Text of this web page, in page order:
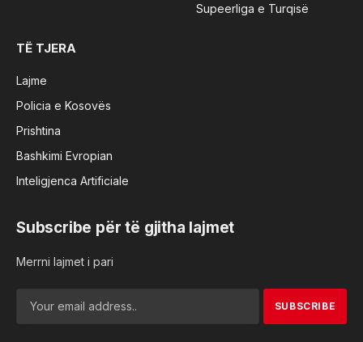
Supeerliga e Turqisë
TË TJERA
Lajme
Policia e Kosovës
Prishtina
Bashkimi Evropian
Inteligjenca Artificiale
Subscribe për të gjitha lajmet
Merrni lajmet i pari